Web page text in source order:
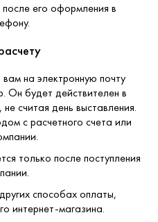
его оформления в
на электронную почту
Он будет действителен в
считая день выставления.
с расчетного счета или
только после поступления
способах оплаты,
интернет-магазина.